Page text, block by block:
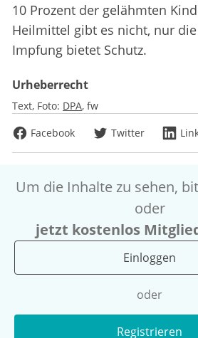
10 Prozent der gelähmten
Heilmittel gibt es nicht, nur
Impfung bietet Schutz.
Urheberrecht
Text, Foto: DPA fw
Facebook
Twitter
Um die Inhalte zu sehen,
oder
jetzt kostenlos
Einloggen
oder
Registrieren